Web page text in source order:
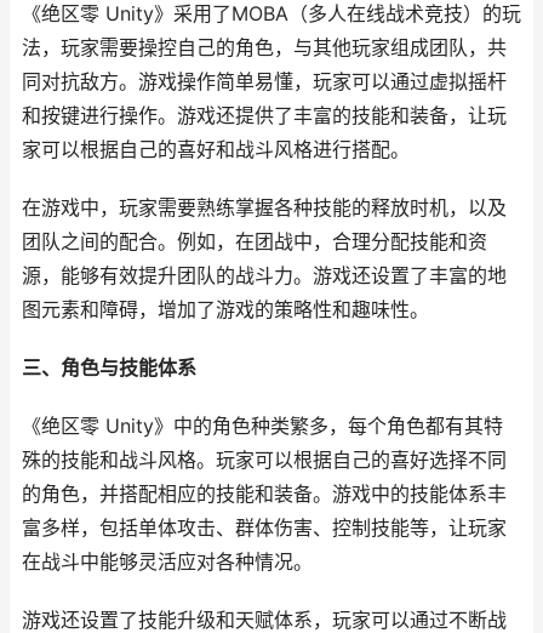
《绝区零 Unity》采用了MOBA（多人在线战术竞技）的玩
法，玩家需要操控自己的角色，与其他玩家组成团队，共
同对抗敌方。游戏操作简单易懂，玩家可以通过虚拟摇杆
和按键进行操作。游戏还提供了丰富的技能和装备，让玩
家可以根据自己的喜好和战斗风格进行搭配。
在游戏中，玩家需要熟练掌握各种技能的释放时机，以及
团队之间的配合。例如，在团战中，合理分配技能和资
源，能够有效提升团队的战斗力。游戏还设置了丰富的地
图元素和障碍，增加了游戏的策略性和趣味性。
三、角色与技能体系
《绝区零 Unity》中的角色种类繁多，每个角色都有其特
殊的技能和战斗风格。玩家可以根据自己的喜好选择不同
的角色，并搭配相应的技能和装备。游戏中的技能体系丰
富多样，包括单体攻击、群体伤害、控制技能等，让玩家
在战斗中能够灵活应对各种情况。
游戏还设置了技能升级和天赋体系，玩家可以通过不断战